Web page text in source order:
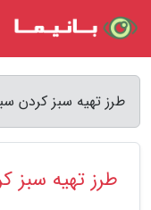
طرز تهیه سبز کردن
طرز تهیه سبز